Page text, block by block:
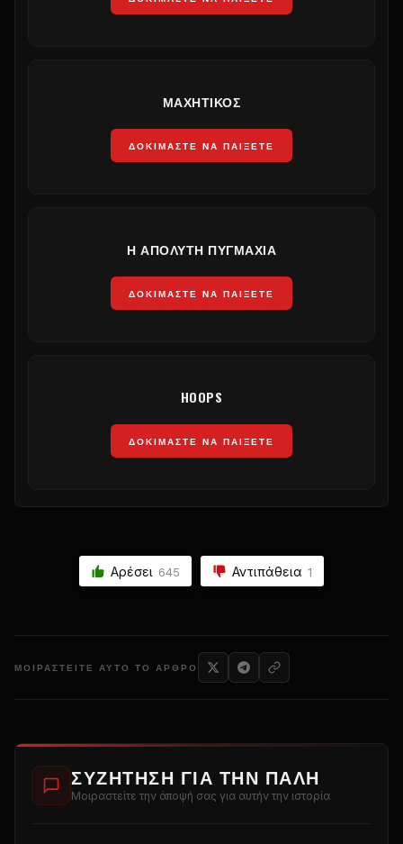
ΜΑΧΗΤΙΚΌΣ
ΔΟΚΙΜΆΣΤΕ ΝΑ ΠΑΊΞΕΤΕ
Η ΑΠΌΛΥΤΗ ΠΥΓΜΑΧΊΑ
ΔΟΚΙΜΆΣΤΕ ΝΑ ΠΑΊΞΕΤΕ
HOOPS
ΔΟΚΙΜΆΣΤΕ ΝΑ ΠΑΊΞΕΤΕ
Αρέσει 645 Αντιπάθεια 1
ΜΟΙΡΑΣΤΕΊΤΕ ΑΥΤΌ ΤΟ ΆΡΘΡΟ
ΣΥΖΉΤΗΣΗ ΓΙΑ ΤΗΝ ΠΆΛΗ
Μοιραστείτε την άποψή σας για αυτήν την ιστορία